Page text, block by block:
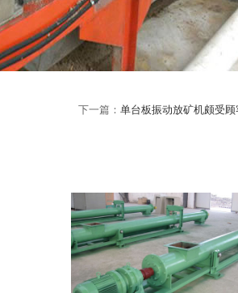
下一篇： 单台板振动放矿机颇受